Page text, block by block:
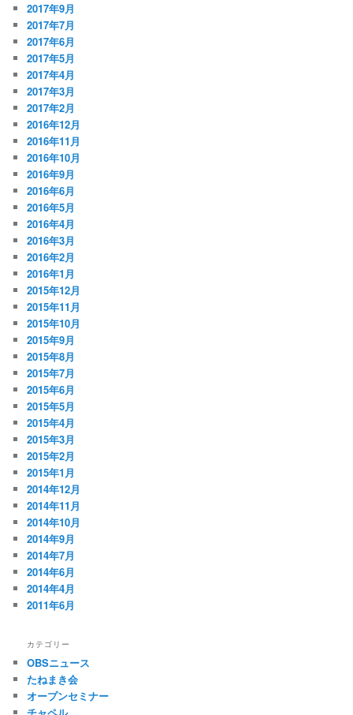
2017年9月
2017年7月
2017年6月
2017年5月
2017年4月
2017年3月
2017年2月
2016年12月
2016年11月
2016年10月
2016年9月
2016年6月
2016年5月
2016年4月
2016年3月
2016年2月
2016年1月
2015年12月
2015年11月
2015年10月
2015年9月
2015年8月
2015年7月
2015年6月
2015年5月
2015年4月
2015年3月
2015年2月
2015年1月
2014年12月
2014年11月
2014年10月
2014年9月
2014年7月
2014年6月
2014年4月
2011年6月
カテゴリー
OBSニュース
たねまき会
オープンセミナー